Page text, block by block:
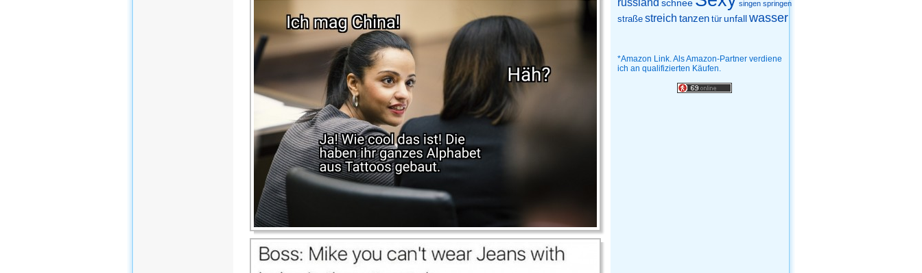
russland schnee singen springen
straße streich tanzen tür unfallwasser
*Amazon Link. Als Amazon-Partner verdiene
ich an qualifizierten Käufen.